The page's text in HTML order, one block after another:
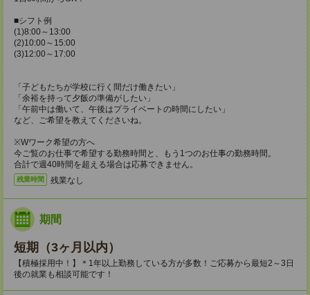
■シフト例
(1)8:00～13:00
(2)10:00～15:00
(3)12:00～17:00
「子どもたちが学校に行く間だけ働きたい」
「余裕を持って夕飯の準備がしたい」
「午前中は働いて、午後はプライベートの時間にしたい」
など、ご希望を教えてくださいね。
※Wワーク希望の方へ
今ご覧のお仕事で希望する勤務時間と、もう1つのお仕事の勤務時間。
合計で週40時間を超える場合は応募できません。
残業時間 残業なし
期間
短期（3ヶ月以内）
【積極採用中！】＊1年以上勤務している方が多数！ご応募から最短2～3日
後の就業も相談可能です！